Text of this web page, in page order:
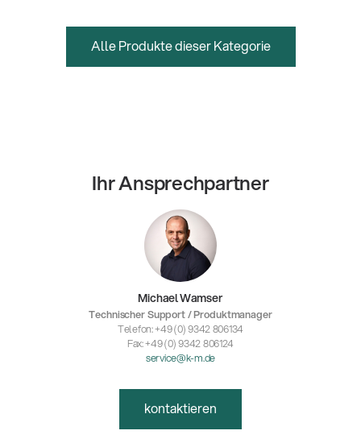
Alle Produkte dieser Kategorie
Ihr Ansprechpartner
Michael Wamser
Technischer Support / Produktmanager
Telefon: +49 (0) 9342 806134
Fax: +49 (0) 9342 806124
service@k-m.de
kontaktieren